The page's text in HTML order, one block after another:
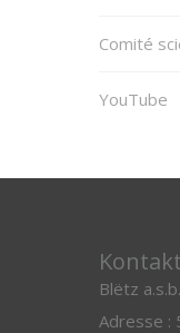
Comité
YouTube
Kontakt
Blëtz
Adresse :